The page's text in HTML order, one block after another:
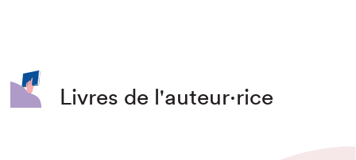
Livres de l'auteur·rice